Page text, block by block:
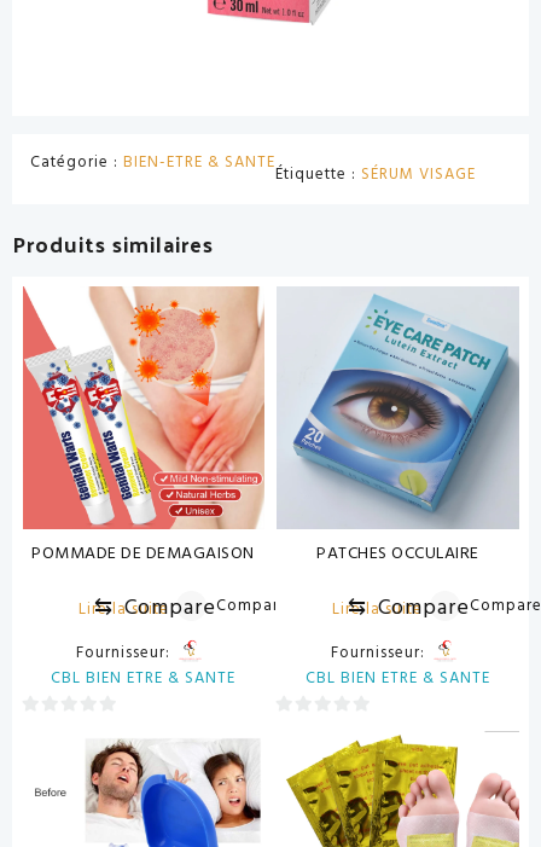
Catégorie : BIEN-ETRE & SANTEÉtiquette : SÉRUM VISAGE
Produits similaires
POMMADE DE DEMAGAISON
Lire la suite
⇆ CompareCompare
Fournisseur:
CBL BIEN ETRE & SANTE
PATCHES OCCULAIRE
Lire la suite
⇆ Compare
Fournisseur:
CBL BIEN ETRE & SANTE